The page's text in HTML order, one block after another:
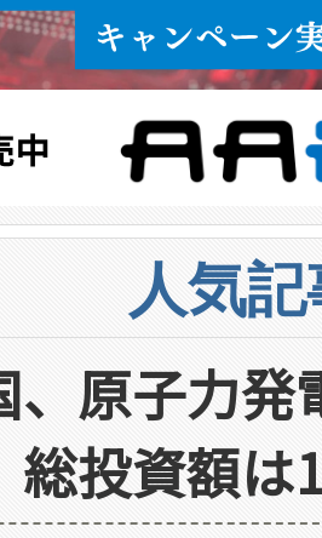
人気
、原子力
投資額は